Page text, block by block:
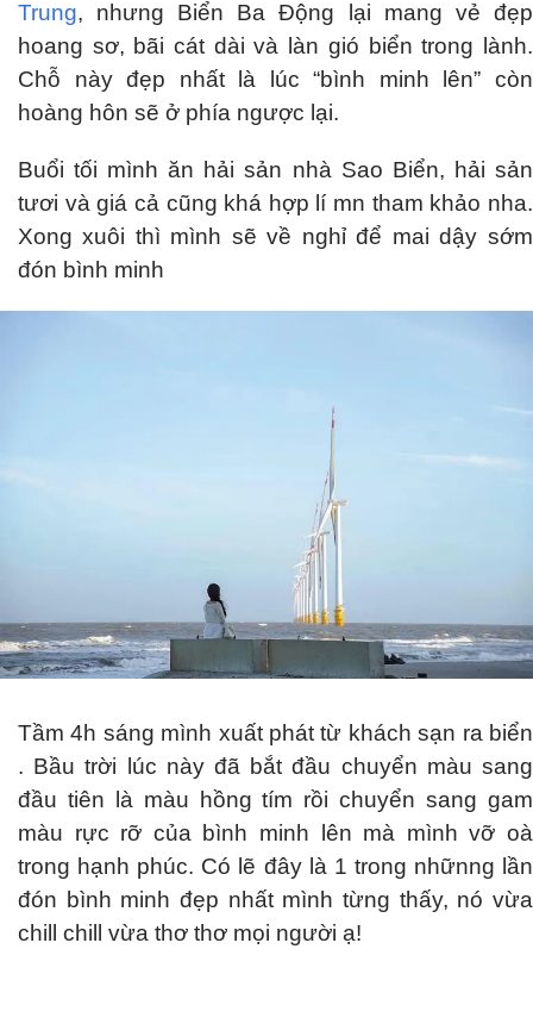
Trung, nhưng Biển Ba Động lại mang vẻ đẹp
hoang sơ, bãi cát dài và làn gió biển trong lành.
Chỗ này đẹp nhất là lúc “bình minh lên” còn
hoàng hôn sẽ ở phía ngược lại.
Buổi tối mình ăn hải sản nhà Sao Biển, hải sản
tươi và giá cả cũng khá hợp lí mn tham khảo nha.
Xong xuôi thì mình sẽ về nghỉ để mai dậy sớm
đón bình minh
Tầm 4h sáng mình xuất phát từ khách sạn ra biển
. Bầu trời lúc này đã bắt đầu chuyển màu sang
đầu tiên là màu hồng tím rồi chuyển sang gam
màu rực rỡ của bình minh lên mà mình vỡ oà
trong hạnh phúc. Có lẽ đây là 1 trong nhữnng lần
đón bình minh đẹp nhất mình từng thấy, nó vừa
chill chill vừa thơ thơ mọi người ạ!